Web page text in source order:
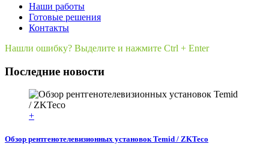
Наши работы
Готовые решения
Контакты
Нашли ошибку? Выделите и нажмите Ctrl + Enter
Последние новости
+
Обзор рентгенотелевизионных установок Temid / ZKTeco